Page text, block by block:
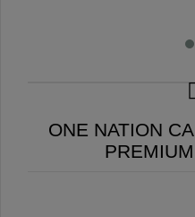
ONE NATION